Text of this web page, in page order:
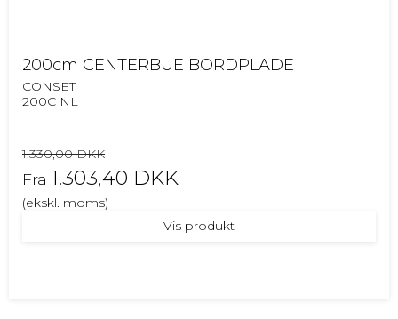
200cm CENTERBUE BORDPLADE
CONSET
200C NL
1.330,00 DKK
Fra 1.303,40 DKK
(ekskl. moms)
Vis produkt